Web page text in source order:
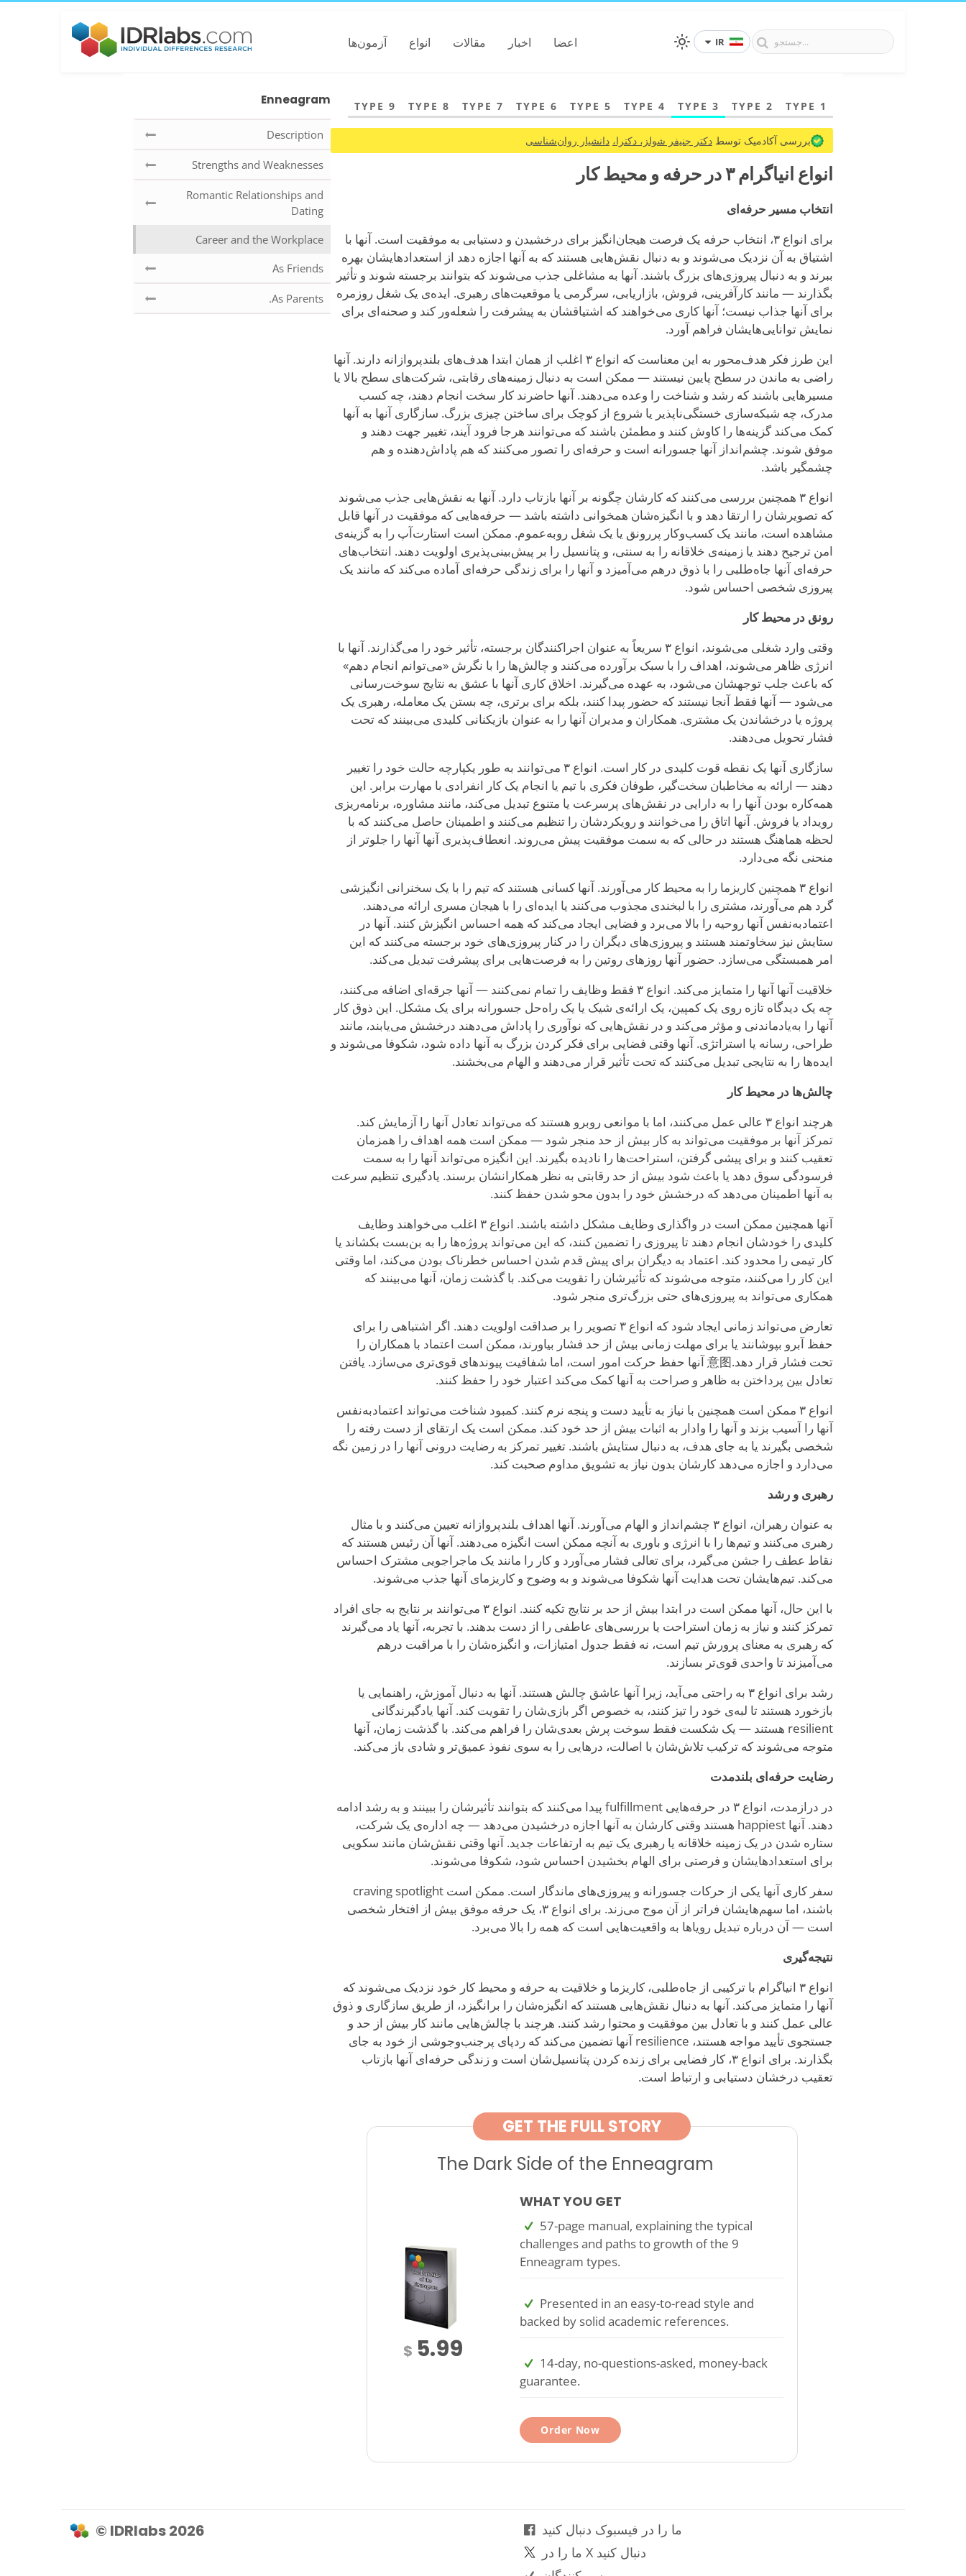
آزمون‌ها انواع مقالات اخبار اعضا IR
Enneagram
Description
Strengths and Weaknesses
Romantic Relationships and
Dating
Career and the Workplace
As Friends
As Parents.
TYPE 1
TYPE 2
TYPE 3
TYPE 4
TYPE 5
TYPE 6
TYPE 7
TYPE 8
TYPE 9
بررسی آکادمیک توسط دکتر جنیفر شولز، دکترا، دانشیار روان‌شناسی
انواع انیاگرام ۳ در حرفه و محیط کار
انتخاب مسیر حرفه‌ای
برای انواع ۳، انتخاب حرفه یک فرصت هیجان‌انگیز برای درخشیدن و دستیابی به موفقیت است. آنها با
اشتیاق به آن نزدیک می‌شوند و به دنبال نقش‌هایی هستند که به آنها اجازه دهد از استعدادهایشان بهره
ببرند و به دنبال پیروزی‌های بزرگ باشند. آنها به مشاغلی جذب می‌شوند که بتوانند برجسته شوند و تأثیر
بگذارند — مانند کارآفرینی، فروش، بازاریابی، سرگرمی یا موقعیت‌های رهبری. ایده‌ی یک شغل روزمره
برای آنها جذاب نیست؛ آنها کاری می‌خواهند که اشتیاقشان به پیشرفت را شعله‌ور کند و صحنه‌ای برای
نمایش توانایی‌هایشان فراهم آورد.
این طرز فکر هدف‌محور به این معناست که انواع ۳ اغلب از همان ابتدا هدف‌های بلندپروازانه دارند. آنها
راضی به ماندن در سطح پایین نیستند — ممکن است به دنبال زمینه‌های رقابتی، شرکت‌های سطح بالا یا
مسیرهایی باشند که رشد و شناخت را وعده می‌دهند. آنها حاضرند کار سخت انجام دهند، چه کسب
مدرک، چه شبکه‌سازی خستگی‌ناپذیر یا شروع از کوچک برای ساختن چیزی بزرگ. سازگاری آنها به آنها
کمک می‌کند گزینه‌ها را کاوش کنند و مطمئن باشند که می‌توانند هرجا فرود آیند، تغییر جهت دهند و
موفق شوند. چشم‌انداز آنها جسورانه است و حرفه‌ای را تصور می‌کنند که هم پاداش‌دهنده و هم
چشمگیر باشد.
انواع ۳ همچنین بررسی می‌کنند که کارشان چگونه بر آنها بازتاب دارد. آنها
به نقش‌هایی جذب می‌شوند
که تصویرشان را ارتقا دهد و با انگیزه‌شان همخوانی داشته باشد — حرفه‌هایی که موفقیت در آنها قابل
مشاهده است، مانند یک کسب‌وکار پررونق یا یک شغل روبه‌عموم. ممکن است استارت‌آپ را به گزینه‌ی
امن ترجیح دهند یا زمینه‌ی خلاقانه را به سنتی، و پتانسیل را بر پیش‌بینی‌پذیری اولویت دهند. انتخاب‌های
حرفه‌ای آنها جاه‌طلبی را با ذوق درهم می‌آمیزد و آنها را برای زندگی حرفه‌ای آماده می‌کند که مانند یک
پیروزی شخصی احساس شود.
رونق در محیط کار
وقتی وارد شغلی می‌شوند، انواع ۳ سریعاً به عنوان اجراکنندگان برجسته، تأثیر خود را می‌گذارند. آنها با
انرژی ظاهر می‌شوند، اهداف را با سبک برآورده می‌کنند و چالش‌ها را با نگرش «می‌توانم انجام دهم»
که باعث جلب توجهشان می‌شود، به عهده می‌گیرند. اخلاق کاری آنها با عشق به نتایج سوخت‌رسانی
می‌شود — آنها فقط آنجا نیستند که حضور پیدا کنند، بلکه برای برتری، چه بستن یک معامله، رهبری یک
پروژه یا درخشاندن یک مشتری. همکاران و مدیران آنها را به عنوان بازیکنانی کلیدی می‌بینند که تحت
فشار تحویل می‌دهند.
سازگاری آنها یک نقطه قوت کلیدی در کار است. انواع ۳ می‌توانند به طور یکپارچه حالت خود را تغییر
دهند — ارائه به مخاطبان سخت‌گیر، طوفان فکری با تیم یا انجام یک کار انفرادی با مهارت برابر. این
همه‌کاره بودن آنها را به دارایی در نقش‌های پرسرعت یا متنوع تبدیل می‌کند، مانند مشاوره، برنامه‌ریزی
رویداد یا فروش. آنها اتاق را می‌خوانند و رویکردشان را تنظیم می‌کنند و اطمینان حاصل می‌کنند که با
لحظه هماهنگ هستند در حالی که به سمت موفقیت پیش می‌روند. انعطاف‌پذیری آنها آنها را جلوتر از
منحنی نگه می‌دارد.
انواع ۳ همچنین کاریزما را به محیط کار می‌آورند. آنها کسانی هستند که تیم را با یک سخنرانی انگیزشی
گرد هم می‌آورند، مشتری را با لبخندی مجذوب می‌کنند یا ایده‌ای را با هیجان مسری ارائه می‌دهند.
اعتمادبه‌نفس آنها روحیه را بالا می‌برد و فضایی ایجاد می‌کند که همه احساس انگیزش کنند. آنها در
ستایش نیز سخاوتمند هستند و پیروزی‌های دیگران را در کنار پیروزی‌های خود برجسته می‌کنند که این
امر همبستگی می‌سازد. حضور آنها روزهای روتین را به فرصت‌هایی برای پیشرفت تبدیل می‌کند.
خلاقیت آنها آنها را متمایز می‌کند. انواع ۳ فقط وظایف را تمام نمی‌کنند — آنها جرقه‌ای اضافه می‌کنند،
چه یک دیدگاه تازه روی یک کمپین، یک ارائه‌ی شیک یا یک راه‌حل جسورانه برای یک مشکل. این ذوق کار
آنها را به‌یادماندنی و مؤثر می‌کند و در نقش‌هایی که نوآوری را پاداش می‌دهند درخشش می‌یابند، مانند
طراحی، رسانه یا استراتژی. آنها وقتی فضایی برای فکر کردن بزرگ به آنها داده شود، شکوفا می‌شوند و
ایده‌ها را به نتایجی تبدیل می‌کنند که تحت تأثیر قرار می‌دهند و الهام می‌بخشند.
چالش‌ها در محیط کار
هرچند انواع ۳ عالی عمل می‌کنند، اما با موانعی روبرو هستند که می‌تواند تعادل آنها را آزمایش کند.
تمرکز آنها بر موفقیت می‌تواند به کار بیش از حد منجر شود — ممکن است همه اهداف را همزمان
تعقیب کنند و برای پیشی گرفتن، استراحت‌ها را نادیده بگیرند. این انگیزه می‌تواند آنها را به سمت
فرسودگی سوق دهد یا باعث شود بیش از حد رقابتی به نظر همکارانشان برسند. یادگیری تنظیم سرعت
به آنها اطمینان می‌دهد که درخشش خود را بدون محو شدن حفظ کنند.
آنها همچنین ممکن است در واگذاری وظایف مشکل داشته باشند. انواع ۳ اغلب می‌خواهند وظایف
کلیدی را خودشان انجام دهند تا پیروزی را تضمین کنند، که این می‌تواند پروژه‌ها را به بن‌بست بکشاند یا
کار تیمی را محدود کند. اعتماد به دیگران برای پیش قدم شدن احساس خطرناک بودن می‌کند، اما وقتی
این کار را می‌کنند، متوجه می‌شوند که تأثیرشان را تقویت می‌کند. با گذشت زمان، آنها می‌بینند که
همکاری می‌تواند به پیروزی‌های حتی بزرگ‌تری منجر شود.
تعارض می‌تواند زمانی ایجاد شود که انواع ۳ تصویر را بر صداقت اولویت دهند. اگر اشتباهی را برای
حفظ آبرو بپوشانند یا برای مهلت زمانی بیش از حد فشار بیاورند، ممکن است اعتماد با همکاران را
تحت فشار قرار دهد.意图 آنها حفظ حرکت امور است، اما شفافیت پیوندهای قوی‌تری می‌سازد. یافتن
تعادل بین پرداختن به ظاهر و صراحت به آنها کمک می‌کند اعتبار خود را حفظ کنند.
انواع ۳ ممکن است همچنین با نیاز به تأیید دست و پنجه نرم کنند. کمبود شناخت می‌تواند اعتمادبه‌نفس
آنها را آسیب بزند و آنها را وادار به اثبات بیش از حد خود کند. ممکن است یک ارتقای از دست رفته را
شخصی بگیرند یا به جای هدف، به دنبال ستایش باشند. تغییر تمرکز به رضایت درونی آنها را در زمین نگه
می‌دارد و اجازه می‌دهد کارشان بدون نیاز به تشویق مداوم صحبت کند.
رهبری و رشد
به عنوان رهبران، انواع ۳ چشم‌انداز و الهام می‌آورند. آنها اهداف بلندپروازانه تعیین می‌کنند و با مثال
رهبری می‌کنند و تیم‌ها را با انرژی و باوری به آنچه ممکن است انگیزه می‌دهند. آنها آن رئیس هستند که
نقاط عطف را جشن می‌گیرد، برای تعالی فشار می‌آورد و کار را مانند یک ماجراجویی مشترک احساس
می‌کند. تیم‌هایشان تحت هدایت آنها شکوفا می‌شوند و به وضوح و کاریزمای آنها جذب می‌شوند.
با این حال، آنها ممکن است در ابتدا بیش از حد بر نتایج تکیه کنند. انواع ۳ می‌توانند بر نتایج به جای افراد
تمرکز کنند و نیاز به زمان استراحت یا بررسی‌های عاطفی را از دست بدهند. با تجربه، آنها یاد می‌گیرند
که رهبری به معنای پرورش تیم است، نه فقط جدول امتیازات، و انگیزه‌شان را با مراقبت درهم
می‌آمیزند تا واحدی قوی‌تر بسازند.
رشد برای انواع ۳ به راحتی می‌آید، زیرا آنها عاشق چالش هستند. آنها به دنبال آموزش، راهنمایی یا
بازخورد هستند تا لبه‌ی خود را تیز کنند، به خصوص اگر بازی‌شان را تقویت کند. آنها یادگیرندگانی
resilient هستند — یک شکست فقط سوخت پرش بعدی‌شان را فراهم می‌کند. با گذشت زمان، آنها
متوجه می‌شوند که ترکیب تلاش‌شان با اصالت، درهایی را به سوی نفوذ عمیق‌تر و شادی باز می‌کند.
رضایت حرفه‌ای بلندمدت
در درازمدت، انواع ۳ در حرفه‌هایی fulfillment پیدا می‌کنند که بتوانند تأثیرشان را ببینند و به رشد ادامه
دهند. آنها happiest هستند وقتی کارشان به آنها اجازه درخشیدن می‌دهد — چه اداره‌ی یک شرکت،
ستاره شدن در یک زمینه خلاقانه یا رهبری یک تیم به ارتفاعات جدید. آنها وقتی نقش‌شان مانند سکویی
برای استعدادهایشان و فرصتی برای الهام بخشیدن احساس شود، شکوفا می‌شوند.
سفر کاری آنها یکی از حرکات جسورانه و پیروزی‌های ماندگار است. ممکن است craving spotlight
باشند، اما سهم‌هایشان فراتر از آن موج می‌زند. برای انواع ۳، یک حرفه موفق بیش از افتخار شخصی
است — آن درباره تبدیل رویاها به واقعیت‌هایی است که همه را بالا می‌برد.
نتیجه‌گیری
انواع ۳ انیاگرام با ترکیبی از جاه‌طلبی، کاریزما و خلاقیت به حرفه و محیط کار خود نزدیک می‌شوند که
آنها را متمایز می‌کند. آنها به دنبال نقش‌هایی هستند که انگیزه‌شان را برانگیزد، از طریق سازگاری و ذوق
عالی عمل کنند و با تعادل بین موفقیت و محتوا رشد کنند. هرچند با چالش‌هایی مانند کار بیش از حد و
جستجوی تأیید مواجه هستند، resilience آنها تضمین می‌کند که ردپای پرجنب‌وجوشی از خود به جای
بگذارند. برای انواع ۳، کار فضایی برای زنده کردن پتانسیل‌شان است و زندگی حرفه‌ای آنها بازتاب
تعقیب درخشان دستیابی و ارتباط است.
GET THE FULL STORY
The Dark Side of the Enneagram
$ 5.99
WHAT YOU GET
57-page manual, explaining the typical
challenges and paths to growth of the 9
Enneagram types.
Presented in an easy-to-read style and
backed by solid academic references.
14-day, no-questions-asked, money-back
guarantee.
Order Now
© IDRlabs 2026
ما را در فیسبوک دنبال کنید
ما را در X دنبال کنید